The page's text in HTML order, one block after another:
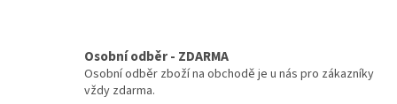
Osobní odběr - ZDARMA
Osobní odběr zboží na obchodě je u nás pro zákazníky
vždy zdarma.